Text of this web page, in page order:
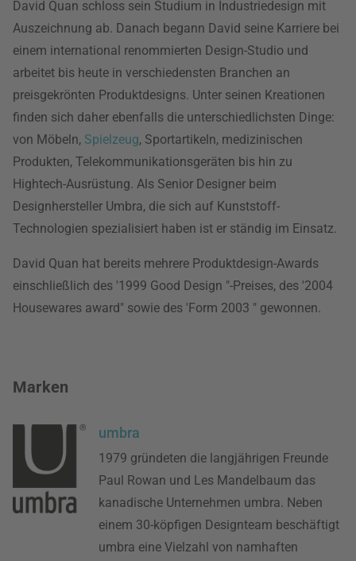
David Quan schloss sein Studium in Industriedesign mit
Auszeichnung ab. Danach begann David seine Karriere bei
einem international renommierten Design-Studio und
arbeitet bis heute in verschiedensten Branchen an
preisgekrönten Produktdesigns. Unter seinen Kreationen
finden sich daher ebenfalls die unterschiedlichsten Dinge:
von Möbeln, Spielzeug, Sportartikeln, medizinischen
Produkten, Telekommunikationsgeräten bis hin zu
Hightech-Ausrüstung. Als Senior Designer beim
Designhersteller Umbra, die sich auf Kunststoff-
Technologien spezialisiert haben ist er ständig im Einsatz.
David Quan hat bereits mehrere Produktdesign-Awards
einschließlich des '1999 Good Design "-Preises, des '2004
Housewares award" sowie des 'Form 2003 " gewonnen.
Marken
umbra
1979 gründeten die langjährigen Freunde
Paul Rowan und Les Mandelbaum das
kanadische Unternehmen umbra. Neben
einem 30-köpfigen Designteam beschäftigt
umbra eine Vielzahl von namhaften